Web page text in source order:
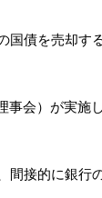
国債を売却す
会）が実施
接的に銀行